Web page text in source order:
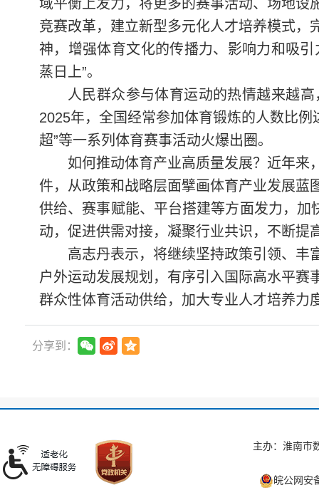
域平衡上发力，将更多的赛事活动、场地设
竞赛改革，建立新型多元化人才培养模式
神，增强体育文化的传播力、影响力和吸
蒸日上”。
人民群众参与体育运动的热情越来越
2025年，全国经常参加体育锻炼的人数比
超”等一系列体育赛事活动火爆出圈。
如何推动体育产业高质量发展？近年来
件，从政策和战略层面擘画体育产业发展蓝
供给、赛事赋能、平台搭建等方面发力，加
动，促进供需对接，凝聚行业共识，不断提
高志丹表示，将继续坚持政策引领、丰
户外运动发展规划，有序引入国际高水平
群众性体育活动供给，加大专业人才培养力
分享到：
主办：淮南市
皖公网安